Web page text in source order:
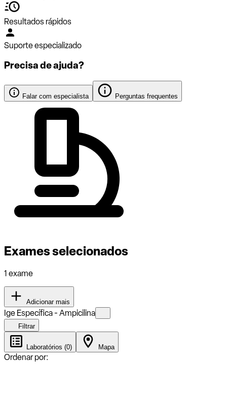
Resultados rápidos
Suporte especializado
Precisa de ajuda?
Falar com especialista Perguntas frequentes
Exames selecionados
1 exame
Adicionar mais
Ige Específica - Ampicilina
Filtrar
Laboratórios (0) Mapa
Ordenar por: